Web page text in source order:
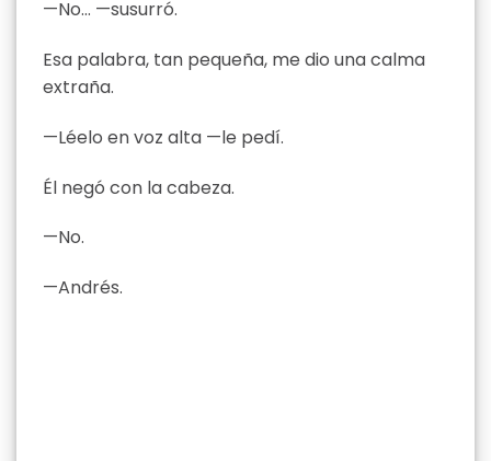
—No… —susurró.
Esa palabra, tan pequeña, me dio una calma
extraña.
—Léelo en voz alta —le pedí.
Él negó con la cabeza.
—No.
—Andrés.